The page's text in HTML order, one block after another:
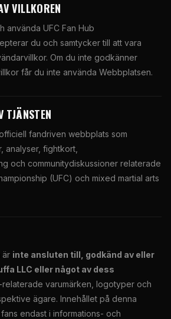
VILLKOREN
använda UFC Fan Hub
du och samtycker till att vara
Om du inte godkänner
får du inte använda Webbplatsen.
TJÄNSTEN
fandriven webbplats som
analyser, fightkort,
och communitydiskussioner relaterade
(UFC) och mixed martial arts
är inte ansluten till, godkänd av eller
LLC eller något av dess
relaterade varumärken, logotyper och
ägare. Innehållet på denna
endast i informations- och